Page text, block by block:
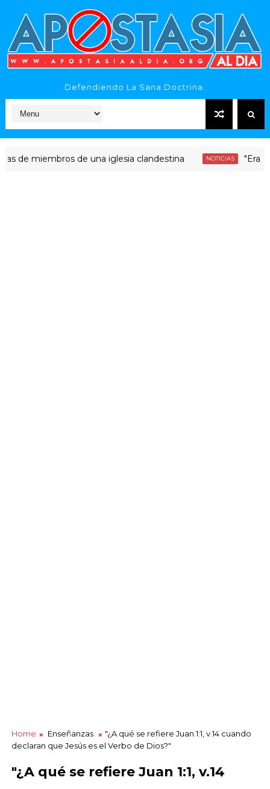
Defendiendo La Sana Doctrina.
miembros de una iglesia clandestina NOTICIAS "Era dinero
Home Enseñanzas
"¿A qué se refiere Juan 1:1, v.14 cuando
declaran que Jesús es el Verbo de Dios?"
"¿A qué se refiere Juan 1:1, v.14